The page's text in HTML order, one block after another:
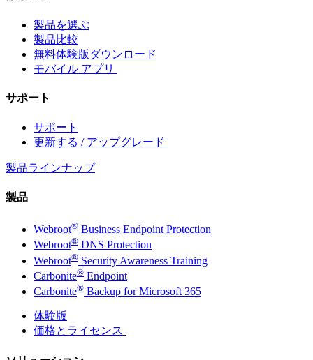
製品を選ぶ
製品比較
無料体験版ダウンロード
モバイル アプリ
サポート
サポート
更新する / アップグレード
製品ラインナップ
製品
Webroot® Business Endpoint Protection
Webroot® DNS Protection
Webroot® Security Awareness Training
Carbonite® Endpoint
Carbonite® Backup for Microsoft 365
体験版
価格とライセンス